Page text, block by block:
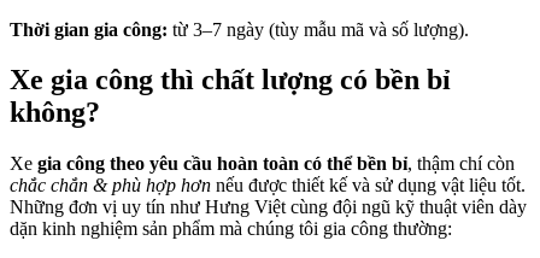
Thời gian gia công: từ 3–7 ngày (tùy mẫu mã và số lượng).
Xe gia công thì chất lượng có bền bỉ
không?
Xe gia công theo yêu cầu hoàn toàn có thể bền bỉ, thậm chí còn
chắc chắn & phù hợp hơn nếu được thiết kế và sử dụng vật liệu tốt.
Những đơn vị uy tín như Hưng Việt cùng đội ngũ kỹ thuật viên dày
dặn kinh nghiệm sản phẩm mà chúng tôi gia công thường: